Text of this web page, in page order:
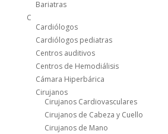
Bariatras
C
Cardiólogos
Cardiólogos pediatras
Centros auditivos
Centros de Hemodiálisis
Cámara Hiperbárica
Cirujanos
Cirujanos Cardiovasculares
Cirujanos de Cabeza y Cuello
Cirujanos de Mano